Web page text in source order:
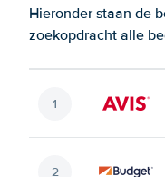
Hieronder staan de
zoekopdracht alle